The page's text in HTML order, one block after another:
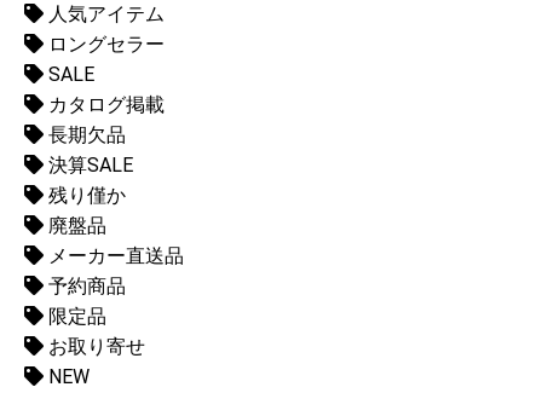
人気アイテム
ロングセラー
SALE
カタログ掲載
長期欠品
決算SALE
残り僅か
廃盤品
メーカー直送品
予約商品
限定品
お取り寄せ
NEW